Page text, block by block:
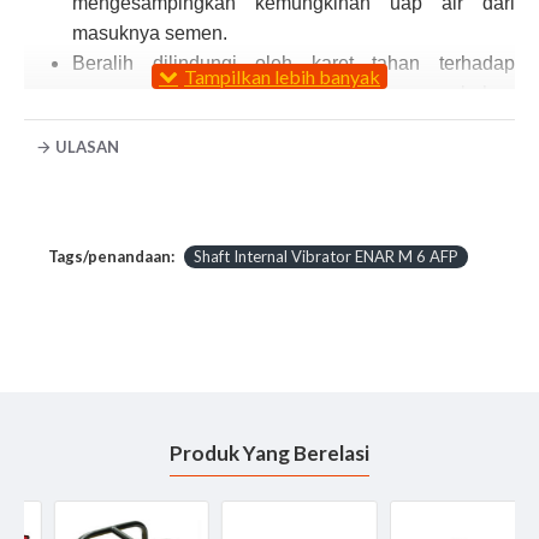
masuknya semen.
Beralih dilindungi oleh karet tahan terhadap
penggunaan terus menerus dan keausan bahan
abrasif mesin cuci diperkuat.
Enar motor-in-kepala pockers beroperasi pada
semua jenis operasi getaran.
Frekuensi dan amplitudo mereka menjamin
Technical Data ENAR Shaft Internal Vibrator M 38
AFP
ULASAN
Tags/penandaan: Shaft Internal Vibrator ENAR M 6 AFP
Produk Yang Berelasi